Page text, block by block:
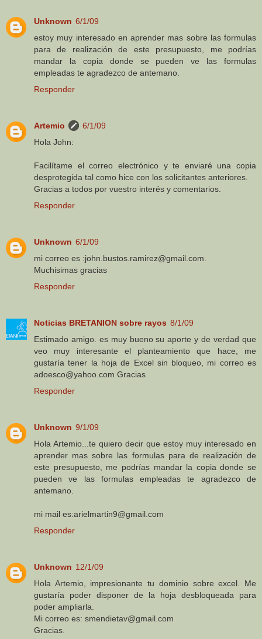
Unknown 6/1/09
estoy muy interesado en aprender mas sobre las formulas
para de realización de este presupuesto, me podrías
mandar la copia donde se pueden ve las formulas
empleadas te agradezco de antemano.
Responder
Artemio
6/1/09
Hola John:
Facilítame el correo electrónico y te enviaré una copia
desprotegida tal como hice con los solicitantes anteriores.
Gracias a todos por vuestro interés y comentarios.
Responder
Unknown 6/1/09
mi correo es :john.bustos.ramirez@gmail.com.
Muchisimas gracias
Responder
Noticias BRETANION sobre rayos 8/1/09
Estimado amigo. es muy bueno su aporte y de verdad que
veo muy interesante el planteamiento que hace, me
gustaría tener la hoja de Excel sin bloqueo, mi correo es
adoesco@yahoo.com Gracias
Responder
Unknown 9/1/09
Hola Artemio...te quiero decir que estoy muy interesado en
aprender mas sobre las formulas para de realización de
este presupuesto, me podrías mandar la copia donde se
pueden ve las formulas empleadas te agradezco de
antemano.
mi mail es:arielmartin9@gmail.com
Responder
Unknown 12/1/09
Hola Artemio, impresionante tu dominio sobre excel. Me
gustaría poder disponer de la hoja desbloqueada para
poder ampliarla.
Mi correo es: smendietav@gmail.com
Gracias.